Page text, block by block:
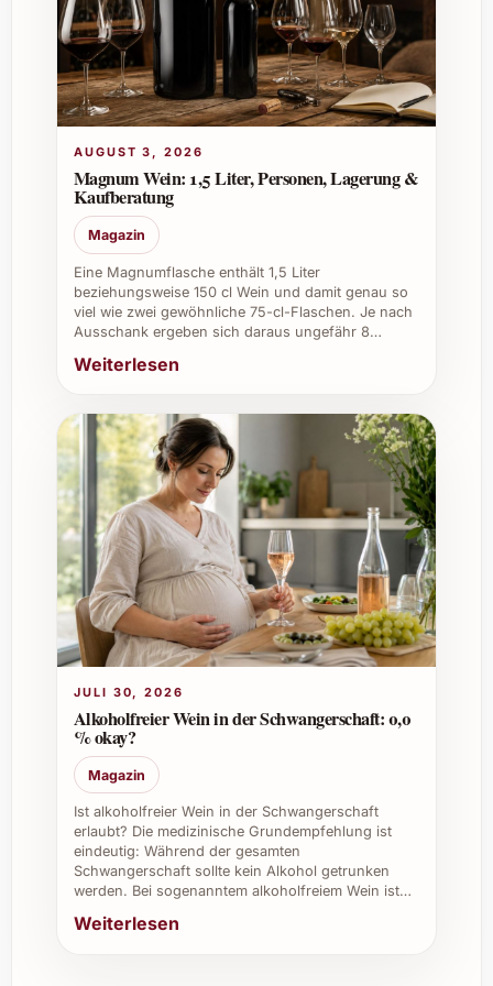
zu verschiedensten Anlässen, darunter:
Geburtstage
Hochzeiten
Firmenanlässe und Kundengeschenke
FAQ – Häufig gestellte Fragen zu
Intipalka Sauvignon Blanc 2025
1. Was macht den Intipalka Sauvignon Blanc
2025 besonders?
Seine Frische und Aromatik sowie die
schonende Verarbeitung heben diesen Wein
Blanc-Noten mit einer feinen Mineralität, die
aus der speziellen Terroir-Lage von Intipalka
stammt.
2. Wie sollte dieser Wein gelagert werden?
Optimal lagert man ihn kühl, dunkel und
liegend bei einer Temperatur von etwa 12-15
°C, um seine Frische und Fruchtaromen zu
bewahren.
3. Für welchen Anlass eignet sich der
Intipalka Sauvignon Blanc 2025 am besten?
Er ist vielseitig einsetzbar für gesellige
Abende, Sommerpartys, festliche Anlässe
oder als stilvolles Geschenk.
4. Passt dieser Wein zu einem Apéro oder
zu vollständigen Menüs?
AUGUST 3, 2026
Magnum Wein: 1,5 Liter, Personen, Lagerung &
Kaufberatung
Magazin
Eine Magnumflasche enthält 1,5 Liter
beziehungsweise 150 cl Wein und damit genau so
viel wie zwei gewöhnliche 75-cl-Flaschen. Je nach
Ausschank ergeben sich daraus ungefähr 8…
Weiterlesen
JULI 30, 2026
Alkoholfreier Wein in der Schwangerschaft: 0,0
% okay?
Magazin
Ist alkoholfreier Wein in der Schwangerschaft
erlaubt? Die medizinische Grundempfehlung ist
eindeutig: Während der gesamten
Schwangerschaft sollte kein Alkohol getrunken
werden. Bei sogenanntem alkoholfreiem Wein ist…
Weiterlesen